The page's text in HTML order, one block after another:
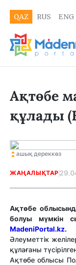
QAZ RUS ENG
Ақтөбе
құлады
ашық дереккөз
ЖАҢАЛЫҚТАР
Ақтөбе
болуы мүмкін
MadeniPortal.kz.
Әлеуметтік
құлағаны
Ақтөбе облысы